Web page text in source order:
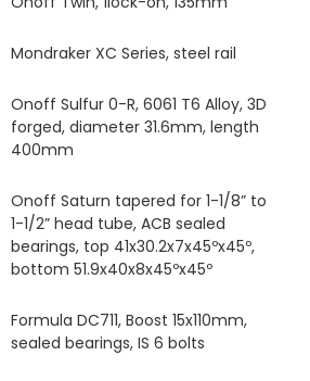
Mondraker XC Series, steel rail
Onoff Sulfur 0-R, 6061 T6 Alloy, 3D
forged, diameter 31.6mm, length
400mm
Onoff Saturn tapered for 1-1/8” to
1-1/2” head tube, ACB sealed
bearings, top 41x30.2x7x45ºx45º,
bottom 51.9x40x8x45ºx45º
Formula DC711, Boost 15x110mm,
sealed bearings, IS 6 bolts